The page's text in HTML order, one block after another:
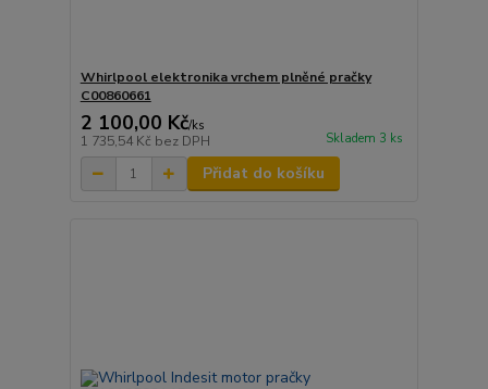
Whirlpool elektronika vrchem plněné pračky
C00860661
2 100,00 Kč/ks
1 735,54 Kč bez DPH Skladem 3 ks
Přidat do košíku